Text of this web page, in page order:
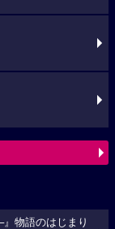
物語のはじまり